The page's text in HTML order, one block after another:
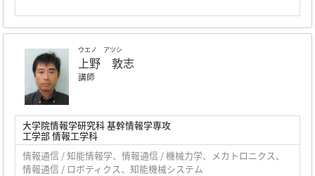
ウエノ アツシ
上野 敦志
講師
大学院情報学研究科 基幹情報学専攻
工学部 情報工学科
情報通信 / 知能情報学、情報通信 / 機械力学、メカトロニクス、
情報通信 / ロボティクス、知能機械システム